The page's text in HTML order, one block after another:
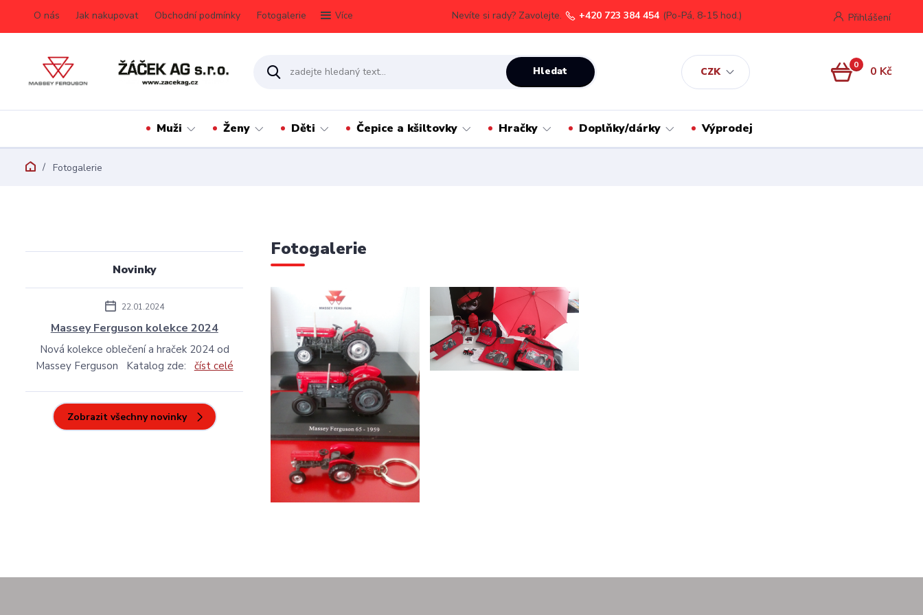
O nás Jak nakupovat Obchodní podmínky Fotogalerie Více
CZK
Přihlášení
Hledat
Nevíte si rady? Zavolejte. +420 723 384 454 (Po-Pá, 8-15 hod.)
0 0 Kč
Muži Ženy Děti Čepice a kšiltovky Hračky Doplňky/dárky Výprodej
Fotogalerie
Novinky
22.01.2024
Massey Ferguson kolekce 2024
Nová kolekce oblečení a hraček 2024 od
Massey Ferguson Katalog zde: číst celé
Zobrazit všechny novinky
Fotogalerie